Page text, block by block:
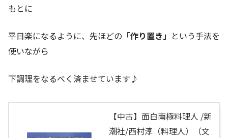
もとに
平日楽になるように、先ほどの 「作り置き」 という手法を
使いながら
下調理をなるべく済ませています♪
【中古】面白南極料理人 /新
潮社/西村淳（料理人）（文